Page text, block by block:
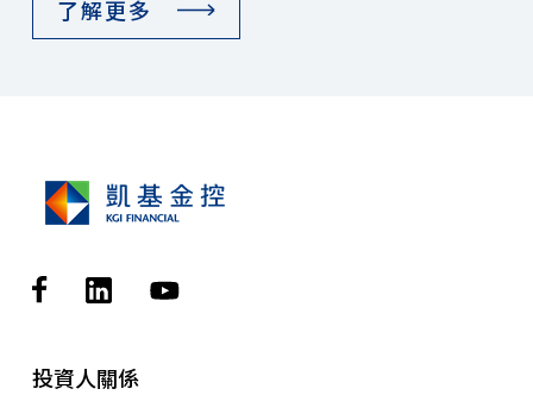
了解更多
投資人關係